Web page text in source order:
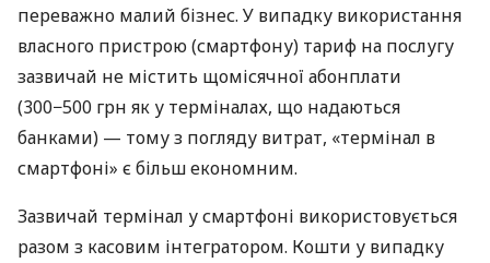
переважно малий бізнес. У випадку використання
власного пристрою (смартфону) тариф на послугу
зазвичай не містить щомісячної абонплати
(300−500 грн як у терміналах, що надаються
банками) — тому з погляду витрат, «термінал в
смартфоні» є більш економним.
Зазвичай термінал у смартфоні використовується
разом з касовим інтегратором. Кошти у випадку